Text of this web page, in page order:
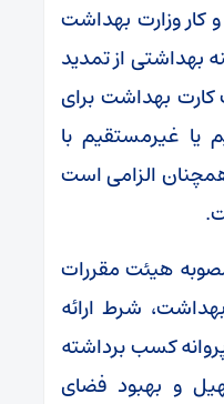
وزارت بهداشت
از تمدید
بهداشت برای
یا غیرمستقیم با
همچنان الزامی است
هیئت مقررات
شرط ارائه
کسب برداشته
و بهبود فضای